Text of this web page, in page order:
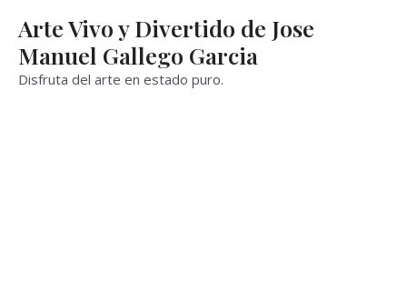
contenido
Arte Vivo y Divertido de Jose
Manuel Gallego Garcia
Disfruta del arte en estado puro.